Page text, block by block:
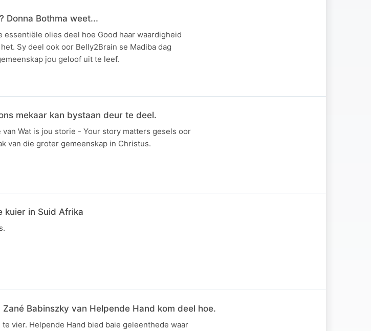
Donna Bothma weet...
essentiële olies deel hoe Good haar waardigheid
Sy deel ook oor Belly2Brain se Madiba dag
jou geloof uit te leef.
mekaar kan bystaan deur te deel.
Wat is jou storie - Your story matters gesels oor
van die groter gemeenskap in Christus.
kuier in Suid Afrika
Babinszky van Helpende Hand kom deel hoe.
vier. Helpende Hand bied baie geleenthede waar